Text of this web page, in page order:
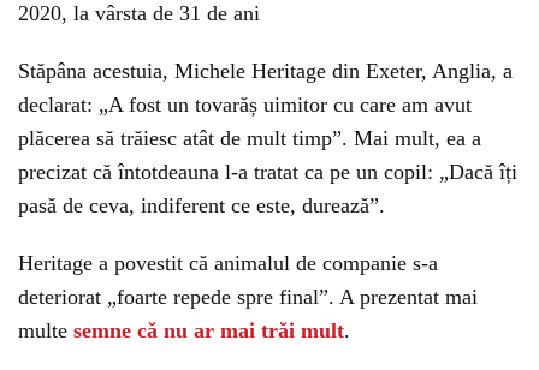
2020, la vârsta de 31 de ani
Stăpâna acestuia, Michele Heritage din Exeter, Anglia, a
declarat: „A fost un tovarăș uimitor cu care am avut
plăcerea să trăiesc atât de mult timp”. Mai mult, ea a
precizat că întotdeauna l-a tratat ca pe un copil: „Dacă îți
pasă de ceva, indiferent ce este, durează”.
Heritage a povestit că animalul de companie s-a
deteriorat „foarte repede spre final”. A prezentat mai
multe semne că nu ar mai trăi mult.